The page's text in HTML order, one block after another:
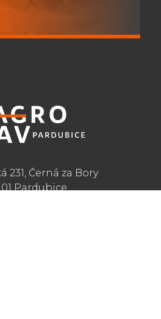
231, Černá za Bory
01 Pardubice